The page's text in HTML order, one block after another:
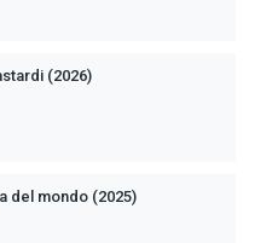
(2026)
del mondo (2025)